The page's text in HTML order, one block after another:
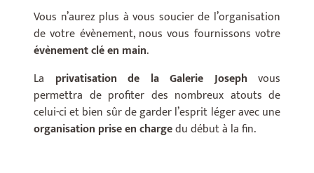
Vous n’aurez plus à vous soucier de l’organisation
de votre évènement, nous vous fournissons votre
évènement clé en main.
La privatisation de la Galerie Joseph vous
permettra de profiter des nombreux atouts de
celui-ci et bien sûr de garder l’esprit léger avec une
organisation prise en chargedu début à la fin.